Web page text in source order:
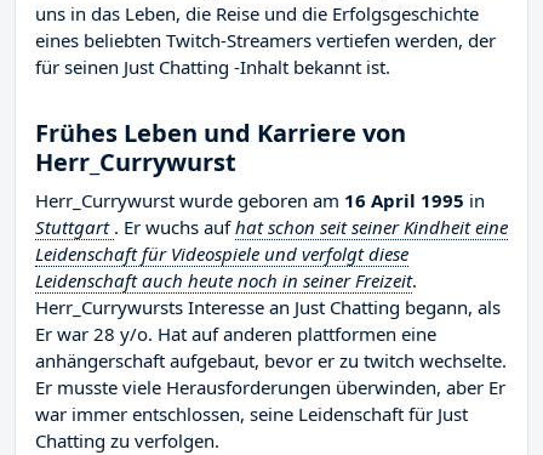
uns in das Leben, die Reise und die Erfolgsgeschichte
eines beliebten Twitch-Streamers vertiefen werden, der
für seinen Just Chatting -Inhalt bekannt ist.
Frühes Leben und Karriere von
Herr_Currywurst
Herr_Currywurst wurde geboren am 16 April 1995 in
Stuttgart . Er wuchs aufhat schon seit seiner Kindheit eine
Leidenschaft für Videospiele und verfolgt diese
Leidenschaft auch heute noch in seiner Freizeit.
Herr_Currywursts Interesse an Just Chatting begann, als
Er war 28 y/o. Hat auf anderen plattformen eine
anhängerschaft aufgebaut, bevor er zu twitch wechselte.
Er musste viele Herausforderungen überwinden, aber Er
war immer entschlossen, seine Leidenschaft für Just
Chatting zu verfolgen.